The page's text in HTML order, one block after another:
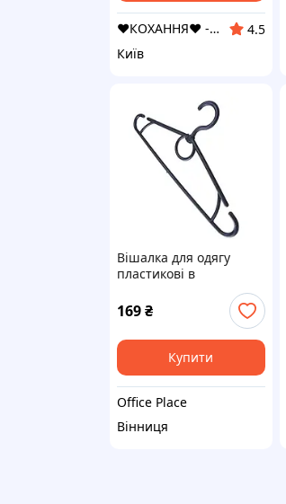
❤️КОХАННЯ❤️ - все для кохання та товари для дому
4.5
Київ
Вішалка для одягу
пластикові в
(22010)
169₴
Купити
Office Place
Вінниця